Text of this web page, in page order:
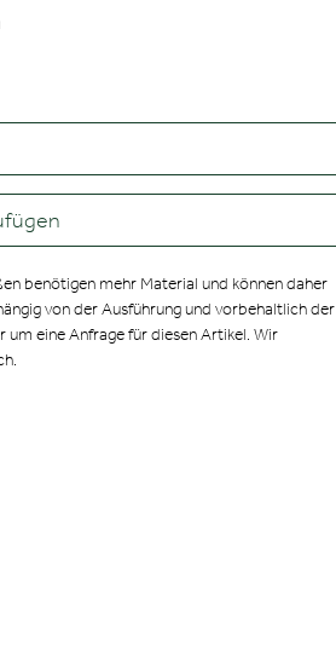
benötigen mehr Material und können daher
von der Ausführung und vorbehaltlich der
eine Anfrage für diesen Artikel. Wir